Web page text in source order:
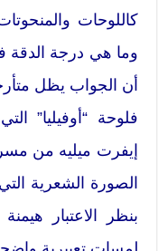
كاللوحات
وما هي درجة الدقة
أن الجواب يظل
فلوحة “أوفيليا”
إيفرت ميليه من
الصورة الشعرية
بنظر الاعتبار